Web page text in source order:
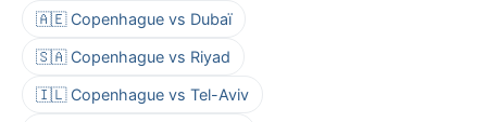
🇦🇪 Copenhague vs Dubaï
🇸🇦 Copenhague vs Riyad
🇮🇱 Copenhague vs Tel-Aviv